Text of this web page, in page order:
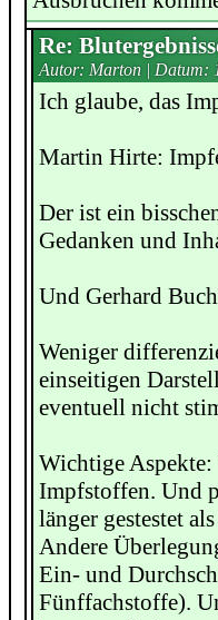
Re:
Autor: Marton | Datum:
Ich glaube, das
Martin Hirte:
Der ist ein
Gedanken und
Und Gerhard
Weniger
einseitigen
eventuell nicht
Wichtige
Impfstoffen. Und
länger gestestet
Andere
Ein- und
Fünffachstoffe).